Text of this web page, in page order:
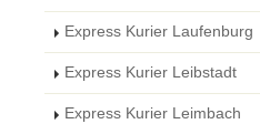
Express Kurier Laufenburg
Express Kurier Leibstadt
Express Kurier Leimbach